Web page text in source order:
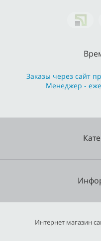
Заказы через сайт
Менеджер -
Интернет магазин